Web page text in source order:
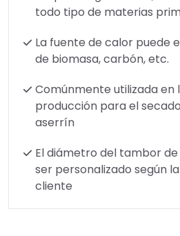
todo tipo de materias
La fuente de calor puede
de biomasa, carbón, etc.
Comúnmente utilizada en
producción para el
aserrín
El diámetro del tambor
ser personalizado según
cliente